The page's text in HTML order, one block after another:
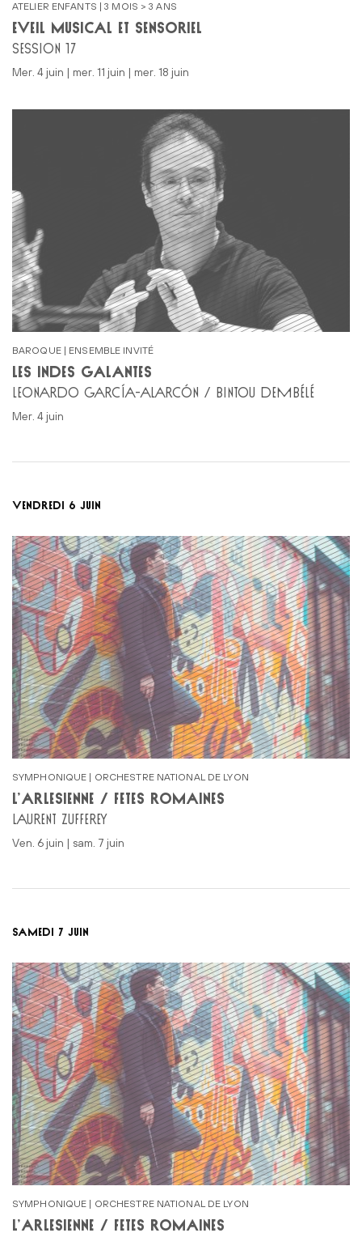
ATELIER ENFANTS | 3 MOIS > 3 ANS
ÉVEIL MUSICAL ET SENSORIEL
SESSION 17
mer. 4 juin | mer. 11 juin | mer. 18 juin
BAROQUE | ENSEMBLE INVITÉ
LES INDES GALANTES
LEONARDO GARCÍA-ALARCÓN / BINTOU DEMBÉLÉ
mer. 4 juin
VENDREDI 6 JUIN
SYMPHONIQUE | ORCHESTRE NATIONAL DE LYON
L’ARLÉSIENNE / FÊTES ROMAINES
LAURENT ZUFFEREY
ven. 6 juin | sam. 7 juin
SAMEDI 7 JUIN
SYMPHONIQUE | ORCHESTRE NATIONAL DE LYON
L’ARLÉSIENNE / FÊTES ROMAINES